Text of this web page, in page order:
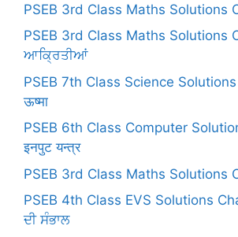
PSEB 3rd Class Maths Solutions
PSEB 3rd Class Maths Solutions
ਆਕ੍ਰਿਤੀਆਂ
PSEB 7th Class Science
ऊष्मा
PSEB 6th Class Computer
इनपुट यन्त्र
PSEB 3rd Class Maths Solutions
PSEB 4th Class EVS Solutions
ਦੀ ਸੰਭਾਲ